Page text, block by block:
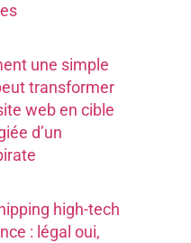
une simple
transformer
web en cible
d’un
high-tech
: légal oui,